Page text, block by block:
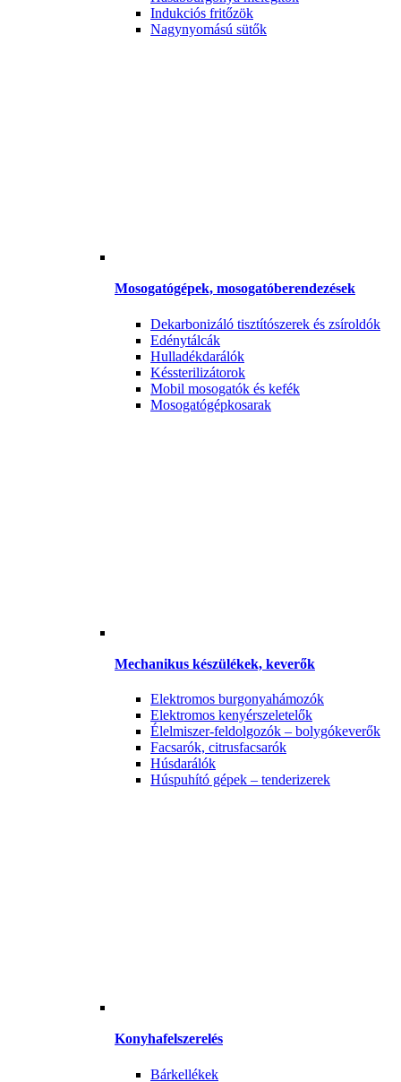
Indukciós fritőzök
Nagynyomású sütők
Mosogatógépek, mosogatóberendezések
Dekarbonizáló tisztítószerek és zsíroldók
Edénytálcák
Hulladékdarálók
Késsterilizátorok
Mobil mosogatók és kefék
Mosogatógépkosarak
Mechanikus készülékek, keverők
Elektromos burgonyahámozók
Elektromos kenyérszeletelők
Élelmiszer-feldolgozók – bolygókeverők
Facsarók, citrusfacsarók
Húsdarálók
Húspuhító gépek – tenderizerek
Konyhafelszerelés
Bárkellékek